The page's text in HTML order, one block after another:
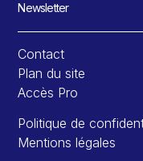
Newsletter
Contact
Plan du site
Accès Pro
Politique de
Mentions légales